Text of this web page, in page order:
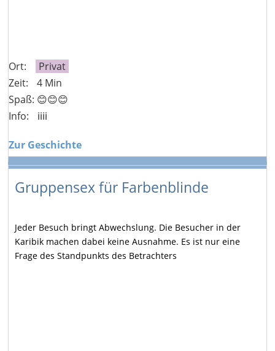
Ort:
Privat
Zeit:
4 Min
Spaß: 😊😊😊
Info:
ℹ️ℹ️ℹ️ℹ️
Zur Geschichte
Gruppensex für Farbenblinde
Jeder Besuch bringt Abwechslung. Die Besucher in der
Karibik machen dabei keine Ausnahme. Es ist nur eine
Frage des Standpunkts des Betrachters